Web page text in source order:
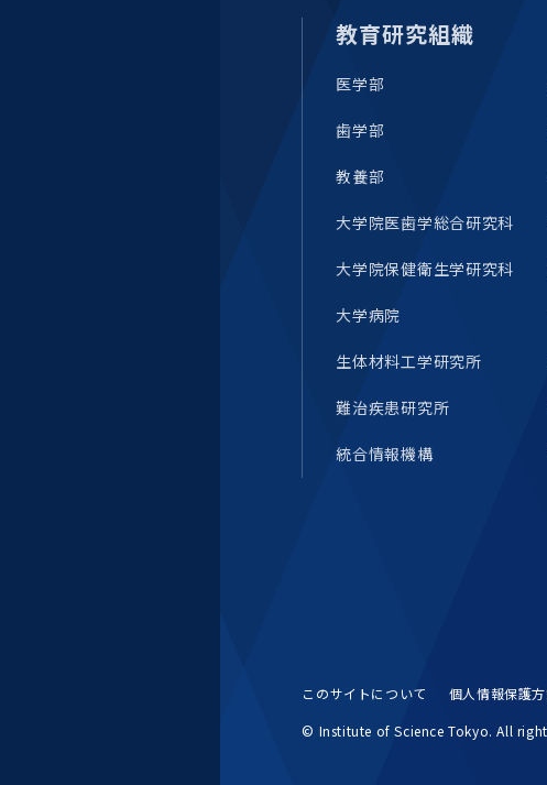
教育研究組織
医学部
歯学部
教養部
大学院医歯学総合研究科
大学院保健衛生学研究科
大学病院
生体材料工学研究所
難治疾患研究所
統合情報機構
このサイトについて 個人情報保護
© Institute of Science Tokyo. All